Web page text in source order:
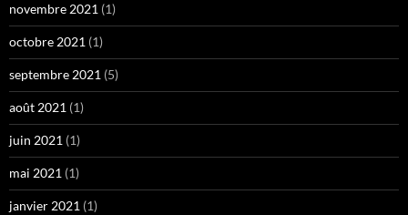
novembre 2021 (1)
octobre 2021 (1)
septembre 2021 (5)
août 2021 (1)
juin 2021 (1)
mai 2021 (1)
janvier 2021 (1)